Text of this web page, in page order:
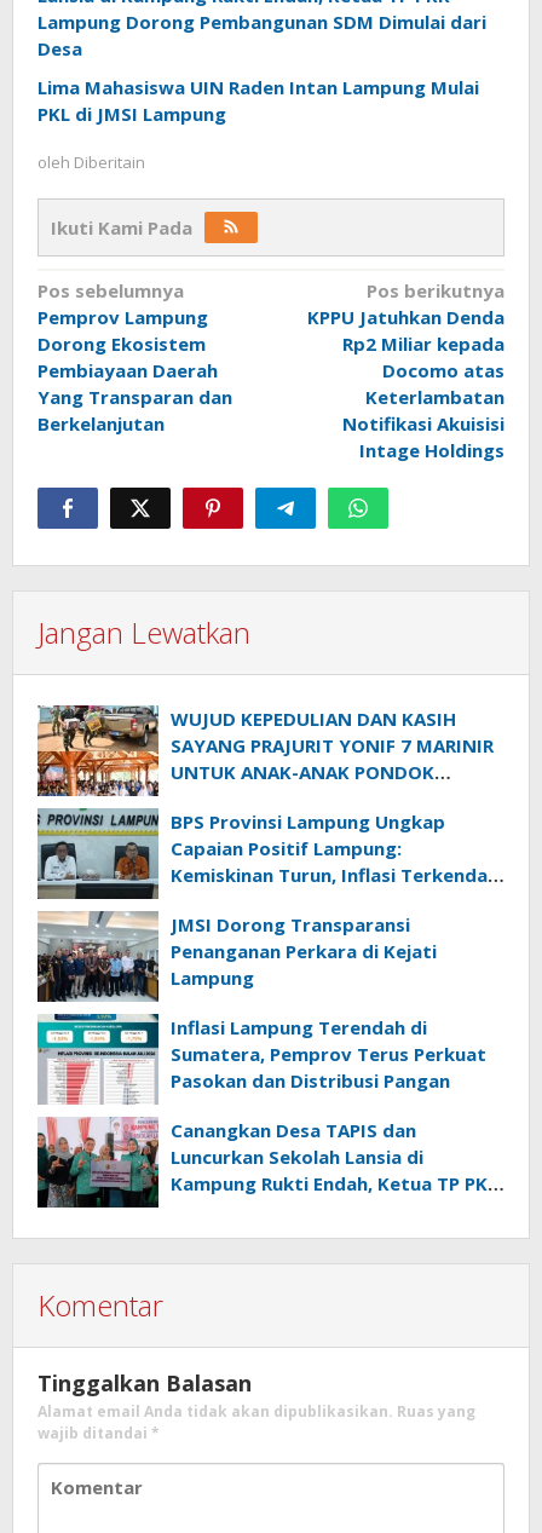
Lampung Dorong Pembangunan SDM Dimulai dari
Desa
Lima Mahasiswa UIN Raden Intan Lampung Mulai
PKL di JMSI Lampung
oleh Diberitain
Ikuti Kami Pada
Navigasi
pos
Pos sebelumnya
Pemprov Lampung
Dorong Ekosistem
Pembiayaan Daerah
Yang Transparan dan
Berkelanjutan
Pos berikutnya
KPPU Jatuhkan Denda
Rp2 Miliar kepada
Docomo atas
Keterlambatan
Notifikasi Akuisisi
Intage Holdings
Jangan Lewatkan
WUJUD KEPEDULIAN DAN KASIH
SAYANG PRAJURIT YONIF 7 MARINIR
UNTUK ANAK-ANAK PONDOK
BPS Provinsi Lampung Ungkap
Capaian Positif Lampung:
Kemiskinan Turun, Inflasi Terkendali,
JMSI Dorong Transparansi
Penanganan Perkara di Kejati
Lampung
Inflasi Lampung Terendah di
Sumatera, Pemprov Terus Perkuat
Pasokan dan Distribusi Pangan
Canangkan Desa TAPIS dan
Luncurkan Sekolah Lansia di
Kampung Rukti Endah, Ketua TP PKK
SDM Dimulai dari Desa
Komentar
Tinggalkan Balasan
Alamat email Anda tidak akan dipublikasikan. Ruas yang
wajib ditandai *